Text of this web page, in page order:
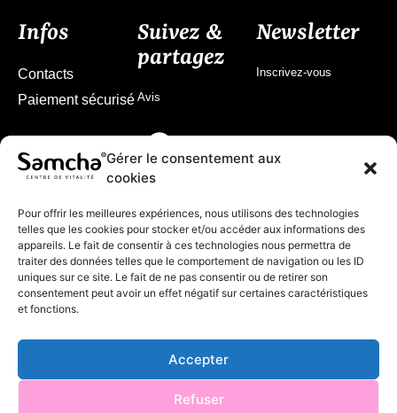
Gérer le consentement aux
cookies
Pour offrir les meilleures expériences, nous utilisons des technologies
telles que les cookies pour stocker et/ou accéder aux informations des
appareils. Le fait de consentir à ces technologies nous permettra de
traiter des données telles que le comportement de navigation ou les ID
uniques sur ce site. Le fait de ne pas consentir ou de retirer son
consentement peut avoir un effet négatif sur certaines caractéristiques
et fonctions.
Accepter
Refuser
Infos
Contacts
Paiement sécurisé
Suivez &
partagez
Avis
Newsletter
Inscrivez-vous